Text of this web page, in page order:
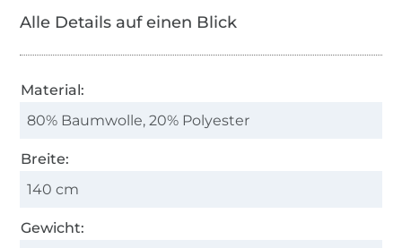
Alle Details auf einen Blick
Material:
80% Baumwolle, 20% Polyester
Breite:
140 cm
Gewicht: